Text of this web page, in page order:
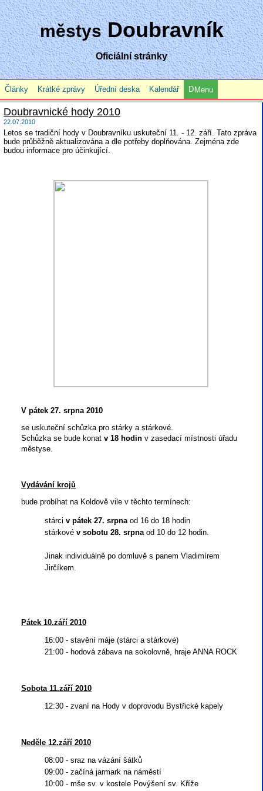
městysDoubravník
Oficiální stránky
Články Krátké zprávy Úřední deska Kalendář Menu
Doubravnické hody 2010
22.07.2010
Letos se tradiční hody v Doubravníku uskuteční 11. - 12. září. Tato zpráva
bude průběžně aktualizována a dle potřeby doplňována. Zejména zde
budou informace pro účinkující.
V pátek 27. srpna 2010
se uskuteční schůzka pro stárky a stárkové.
Schůzka se bude konat v 18 hodin v zasedací místnosti úřadu
městyse.
Vydávání krojů
bude probíhat na Koldově vile v těchto termínech:
stárci v pátek 27. srpnaod 16 do 18 hodin
stárkové v sobotu 28. srpnaod 10 do 12 hodin.
Jinak individuálně po domluvě s panem Vladimírem
Jirčíkem.
Pátek 10.září 2010
16:00 - stavění máje (stárci a stárkové)
21:00 - hodová zábava na sokolovně, hraje ANNA ROCK
Sobota 11.září 2010
12:30 - zvaní na Hody v doprovodu Bystřické kapely
Neděle 12.září 2010
08:00 - sraz na vázání šátků
09:00 - začíná jarmark na náměstí
10:00 - mše sv. v kostele Povýšení sv. Kříže